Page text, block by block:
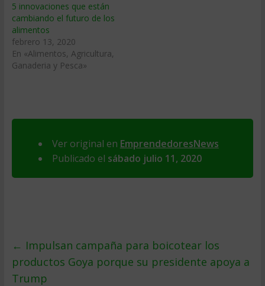
5 innovaciones que están
cambiando el futuro de los
alimentos
febrero 13, 2020
En «Alimentos, Agricultura,
Ganaderia y Pesca»
Ver original en EmprendedoresNews
Publicado el sábado julio 11, 2020
← Impulsan campaña para boicotear los
productos Goya porque su presidente apoya a
Trump